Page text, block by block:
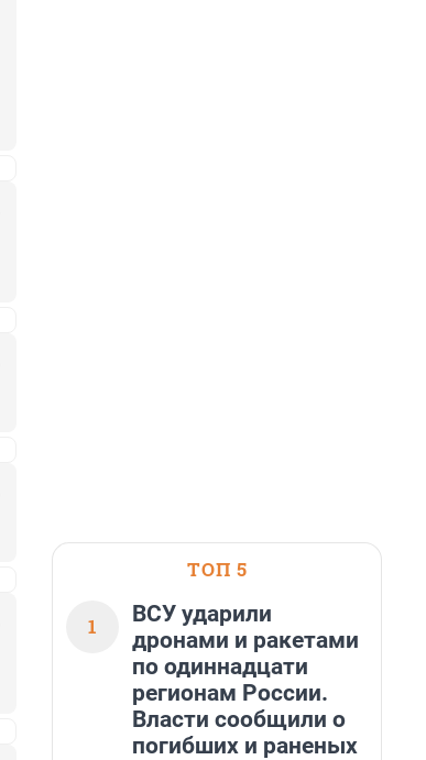
ТОП 5
1
ВСУ ударили
дронами и ракетами
по одиннадцати
регионам России.
Власти сообщили о
погибших и раненых